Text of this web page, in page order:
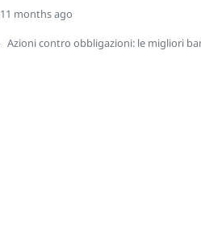
11 months ago
Azioni contro obbligazioni: le migliori